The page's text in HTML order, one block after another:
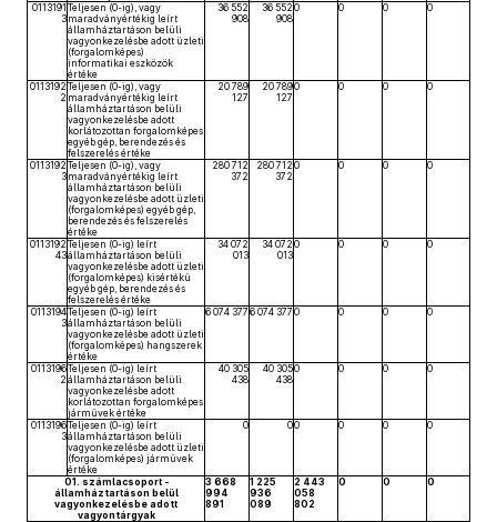
0113191
3
Teljesen (0-ig), vagy
maradványértékig leírt
államháztartáson belüli
vagyonkezelésbe adott üzleti
(forgalomképes)
informatikai eszközök
értéke
36 552
908
36 552
908
0 0 0 0
0113192
2
Teljesen (0-ig), vagy
maradványértékig leírt
államháztartáson belüli
vagyonkezelésbe adott
korlátozottan forgalomképes
egyéb gép, berendezés és
felszerelés értéke
20 789
127
20 789
127
0 0 0 0
0113192
3
Teljesen (0-ig), vagy
maradványértékig leírt
államháztartáson belüli
vagyonkezelésbe adott üzleti
(forgalomképes) egyéb gép,
berendezés és felszerelés
értéke
280 712
372
280 712
372
0 0 0 0
0113192
43
Teljesen (0-ig) leírt
államháztartáson belüli
vagyonkezelésbe adott üzleti
(forgalomképes) kisértékű
egyéb gép, berendezés és
felszerelés értéke
34 072
013
34 072
013
0 0 0 0
0113194
3
Teljesen (0-ig) leírt
államháztartáson belüli
vagyonkezelésbe adott üzleti
(forgalomképes) hangszerek
értéke
6 074 377 6 074 377 0 0 0 0
0113196
2
Teljesen (0-ig) leírt
államháztartáson belüli
vagyonkezelésbe adott
korlátozottan forgalomképes
járművek értéke
40 305
438
40 305
438
0 0 0 0
0113196
3
Teljesen (0-ig) leírt
államháztartáson belüli
vagyonkezelésbe adott üzleti
(forgalomképes) járművek
értéke
0 00 0 0 0
01. számlacsoport -
államháztartáson belül
vagyonkezelésbe adott
vagyontárgyak
3 668
994
891
1 225
936
089
2 443
058
802
0 0 0